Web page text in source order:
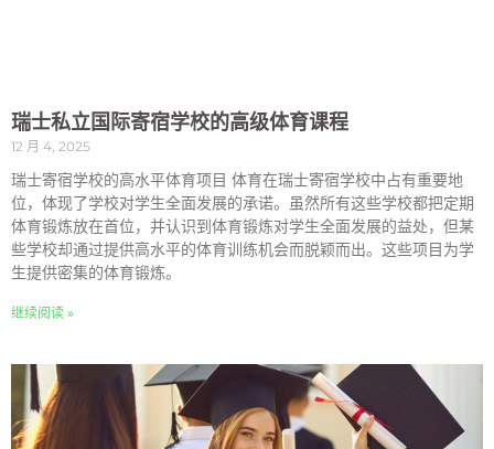
瑞士私立国际寄宿学校的高级体育课程
12 月 4, 2025
瑞士寄宿学校的高水平体育项目 体育在瑞士寄宿学校中占有重要地
位，体现了学校对学生全面发展的承诺。虽然所有这些学校都把定期
体育锻炼放在首位，并认识到体育锻炼对学生全面发展的益处，但某
些学校却通过提供高水平的体育训练机会而脱颖而出。这些项目为学
生提供密集的体育锻炼。
继续阅读 »